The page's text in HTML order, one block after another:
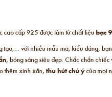
cao cấp 925 được làm từ chất liệubạc
tạo,… với nhiều mẫu mã, kiểu dáng,
, bóng sáng siêu đẹp. Chắc chắn chiếc
thêm xinh xắn,thu hút chú ýcủa mọi